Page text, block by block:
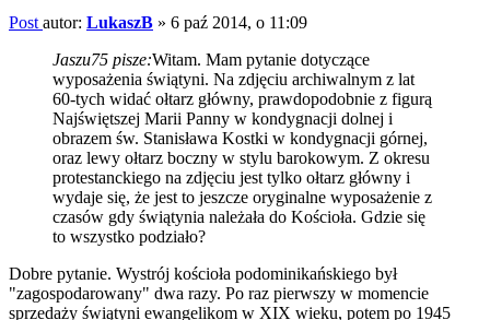
Post autor: LukaszB » 6 paź 2014, o 11:09
Jaszu75 pisze:Witam. Mam pytanie dotyczące
wyposażenia świątyni. Na zdjęciu archiwalnym z lat
60-tych widać ołtarz główny, prawdopodobnie z figurą
Najświętszej Marii Panny w kondygnacji dolnej i
obrazem św. Stanisława Kostki w kondygnacji górnej,
oraz lewy ołtarz boczny w stylu barokowym. Z okresu
protestanckiego na zdjęciu jest tylko ołtarz główny i
wydaje się, że jest to jeszcze oryginalne wyposażenie z
czasów gdy świątynia należała do Kościoła. Gdzie się
to wszystko podziało?
Dobre pytanie. Wystrój kościoła podominikańskiego był
"zagospodarowany" dwa razy. Po raz pierwszy w momencie
sprzedaży świątyni ewangelikom w XIX wieku, potem po 1945